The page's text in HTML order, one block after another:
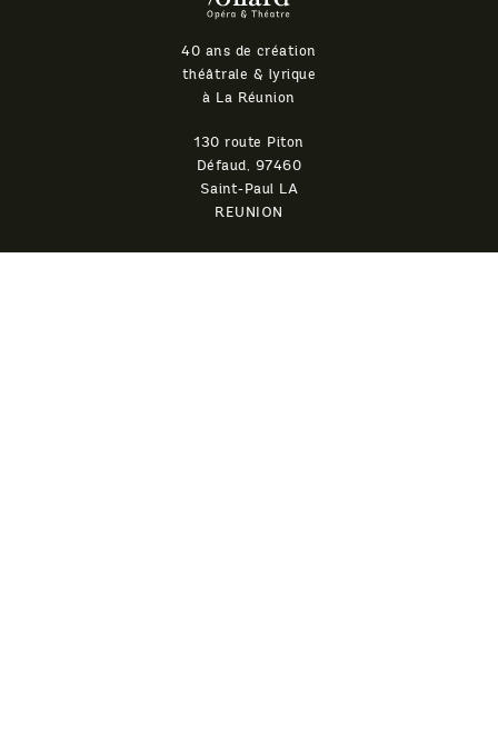
Vollard
40 ans de création
théâtrale & lyrique
à La Réunion
130 route Piton
Défaud, 97460
Saint-Paul LA
REUNION